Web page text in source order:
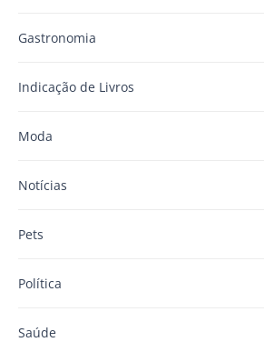
Gastronomia
Indicação de Livros
Moda
Notícias
Pets
Política
Saúde